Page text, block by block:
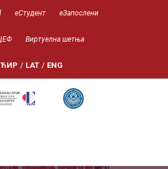
еСтудент еЗапослени
Виртуелна шетња
ЋИР / LAT / ENG